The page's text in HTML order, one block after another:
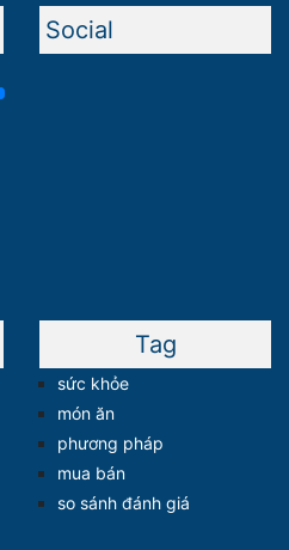
Social
Tag
sức khỏe
món ăn
phương pháp
mua bán
so sánh đánh giá